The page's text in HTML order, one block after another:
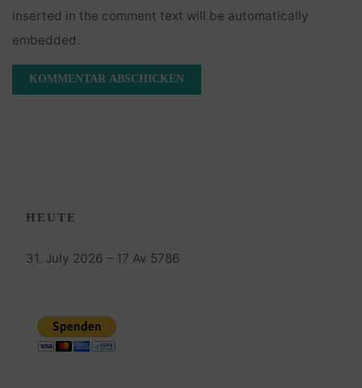
inserted in the comment text will be automatically
embedded.
HEUTE
31. July 2026 – 17 Av 5786